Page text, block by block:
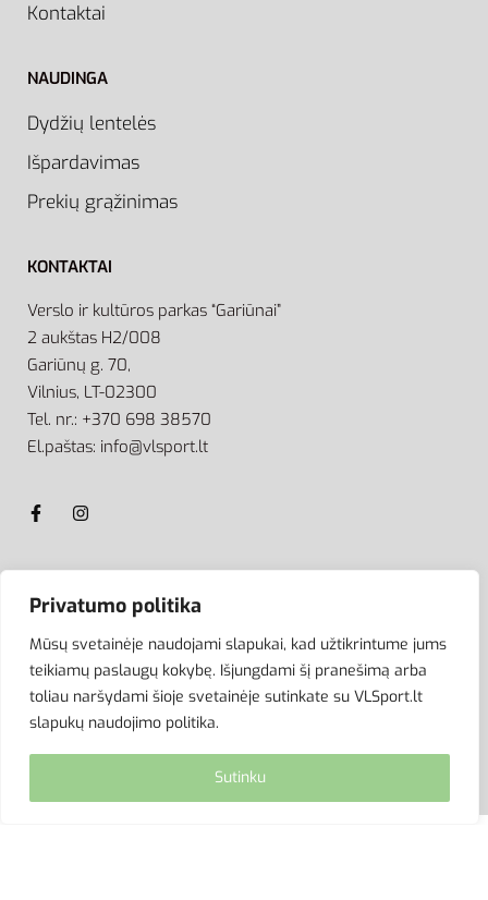
Privatumo politika
Mūsų svetainėje naudojami slapukai, kad užtikrintume jums
teikiamų paslaugų kokybę. Išjungdami šį pranešimą arba
toliau naršydami šioje svetainėje sutinkate su VLSport.lt
slapukų naudojimo politika.
Sutinku
Kontaktai
NAUDINGA
Dydžių lentelės
Išpardavimas
Prekių grąžinimas
KONTAKTAI
Verslo ir kultūros parkas “Gariūnai”
2 aukštas H2/008
Gariūnų g. 70,
Vilnius, LT-02300
Tel. nr.: +370 698 38570
El.paštas: info@vlsport.lt